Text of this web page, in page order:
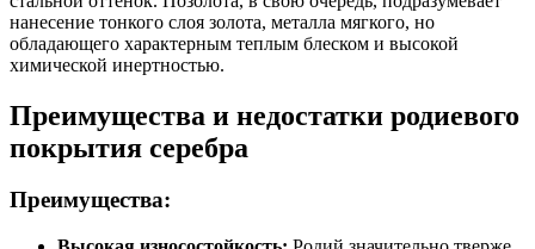
нанесение тонкого слоя золота, металла мягкого, но
обладающего характерным теплым блеском и высокой
химической инертностью.
Преимущества и недостатки родиевого
покрытия серебра
Преимущества: